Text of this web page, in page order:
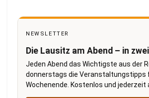
NEWSLETTER
Die Lausitz am Abend – in
Jeden Abend das Wichtigste aus der
donnerstags die Veranstaltungstipps
Wochenende. Kostenlos und jederzeit